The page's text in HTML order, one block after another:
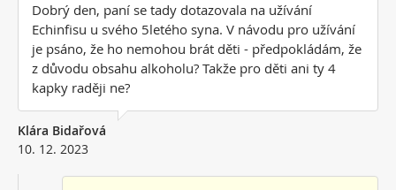
Dobrý den, paní se tady dotazovala na užívání
Echinfisu u svého 5letého syna. V návodu pro užívání
je psáno, že ho nemohou brát děti - předpokládám, že
z důvodu obsahu alkoholu? Takže pro děti ani ty 4
kapky raději ne?
Klára Bidařová
10. 12. 2023